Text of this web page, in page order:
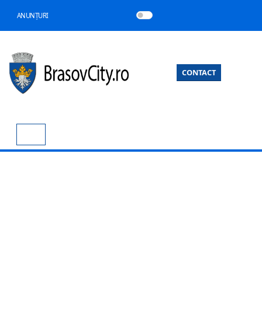
ANUNȚURI
CONTACT